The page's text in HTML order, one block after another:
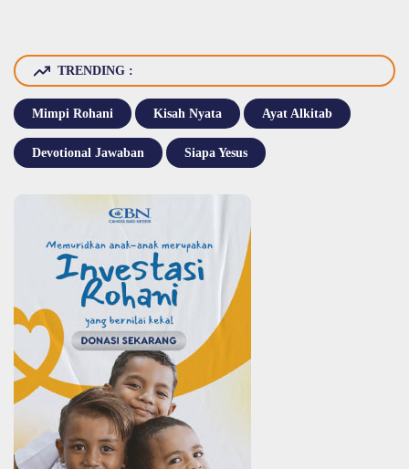
TRENDING :
Mimpi Rohani Kisah Nyata Ayat Alkitab
Devotional Jawaban Siapa Yesus